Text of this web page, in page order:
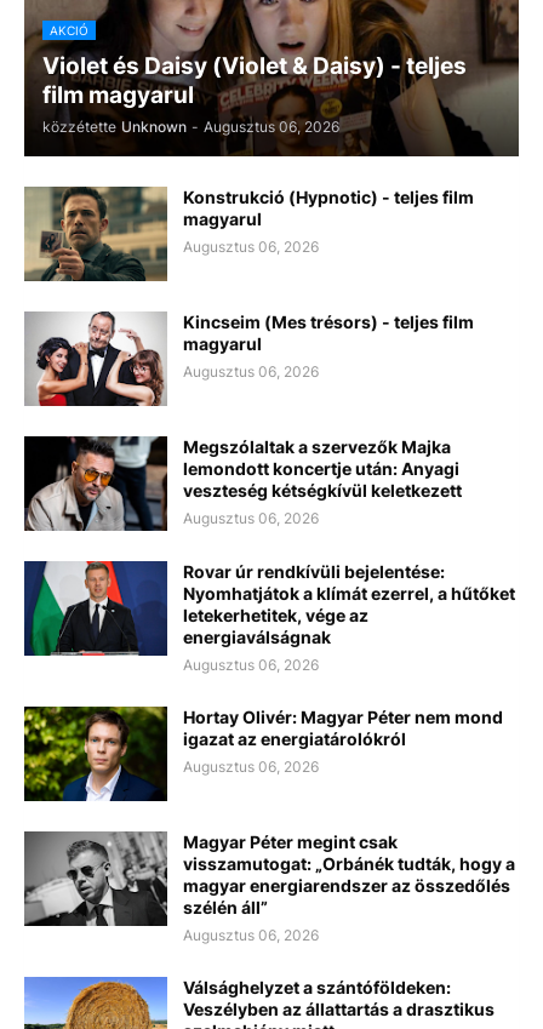
AKCIÓ
Violet és Daisy (Violet & Daisy) - teljes
film magyarul
közzétette Unknown - Augusztus 06, 2026
Konstrukció (Hypnotic) - teljes film
magyarul
Augusztus 06, 2026
Kincseim (Mes trésors) - teljes film
magyarul
Augusztus 06, 2026
Megszólaltak a szervezők Majka
lemondott koncertje után: Anyagi
veszteség kétségkívül keletkezett
Augusztus 06, 2026
Rovar úr rendkívüli bejelentése:
Nyomhatjátok a klímát ezerrel, a hűtőket
letekerhetitek, vége az
energiaválságnak
Augusztus 06, 2026
Hortay Olivér: Magyar Péter nem mond
igazat az energiatárolókról
Augusztus 06, 2026
Magyar Péter megint csak
visszamutogat: „Orbánék tudták, hogy a
magyar energiarendszer az összedőlés
szélén áll”
Augusztus 06, 2026
Válsághelyzet a szántóföldeken:
Veszélyben az állattartás a drasztikus